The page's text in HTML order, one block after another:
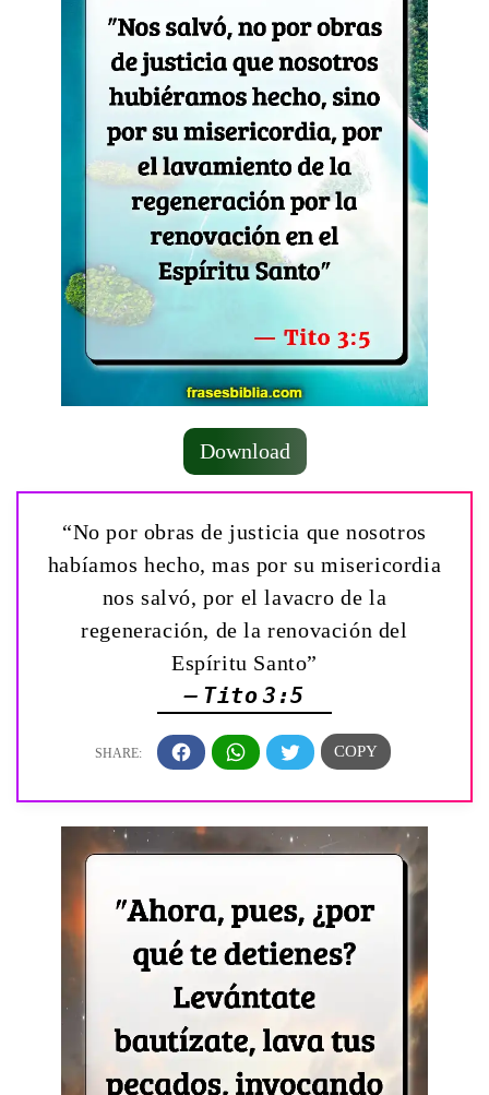
Download
“No por obras de justicia que nosotros
habíamos hecho, mas por su misericordia
nos salvó, por el lavacro de la
regeneración, de la renovación del
Espíritu Santo”
— Tito 3:5